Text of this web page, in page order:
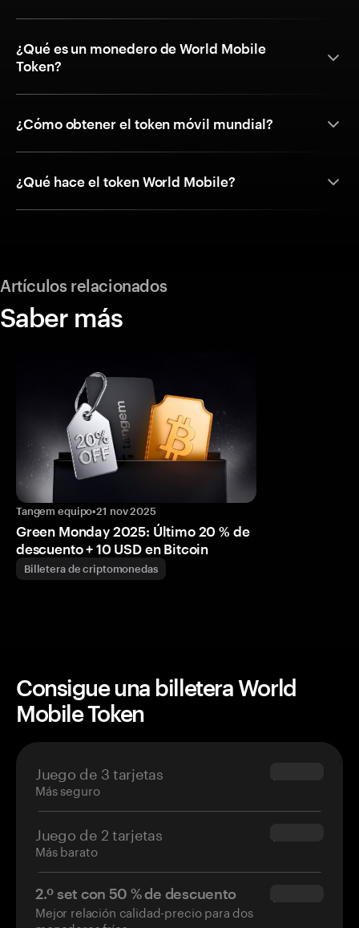
¿Qué es un monedero de World Mobile
Token?
¿Cómo obtener el token móvil mundial?
¿Qué hace el token World Mobile?
Artículos relacionados
Saber más
Tangem equipo•21 nov 2025
Green Monday 2025: Último 20 % de
descuento + 10 USD en Bitcoin
Billetera de criptomonedas
Consigue una billetera World
Mobile Token
Juego de 3 tarjetas
Más seguro
$69.90
Juego de 2 tarjetas
Más barato
$54.90
2.º set con 50 % de descuento
Mejor relación calidad-precio para dos
$34.95